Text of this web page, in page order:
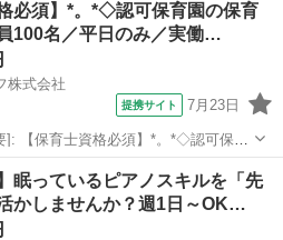
必須】*。*◇認可保育園の保育
100名／平日のみ／実働…
株式会社
提携サイト 7月23日
のみ／実働8時間／時間固定相談可
育士
眠っているピアノスキルを「先
かしませんか？週1日～OK…